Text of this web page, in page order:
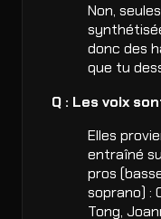
Non,
donc des
que tu
Q : Les voix
Elles
entraîné
pros
soprano) :
Tong,